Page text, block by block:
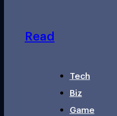
Read
Tech
Biz
Game